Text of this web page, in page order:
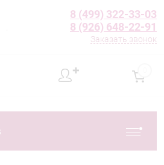
8 (499) 322-33-03
8 (926) 648-22-91
Заказать звонок
✚